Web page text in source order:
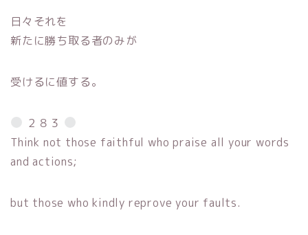
日々それを
新たに勝ち取る者のみが
受けるに値する。
２８３
Think not those faithful who praise all your words
and actions;
but those who kindly reprove your faults.